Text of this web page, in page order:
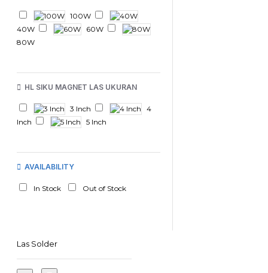
100W
40W
60W
80W
HL SIKU MAGNET LAS UKURAN
3 Inch
4
Inch
5 Inch
AVAILABILITY
In Stock Out of Stock
Las Solder